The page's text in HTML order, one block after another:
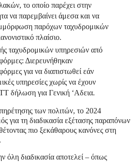
το οποίο παρέχει στην
να παρεμβαίνει άμεσα και να
παρόχων ταχυδρομικών
πλαίσιο.
ταχυδρομικών υπηρεσιών από
Διερευνήθηκαν
για να διαπιστωθεί εάν
υπηρεσίες χωρίς να έχουν
δήλωση για Γενική ‘Αδεια.
των πολιτών, το 2024
για τη διαδικασία εξέτασης παραπόνων
πιο ξεκάθαρους κανόνες στη
όλη διαδικασία αποτελεί – όπως